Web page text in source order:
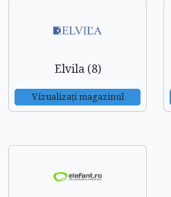
Elvila (8)
Vizualizați magazinul